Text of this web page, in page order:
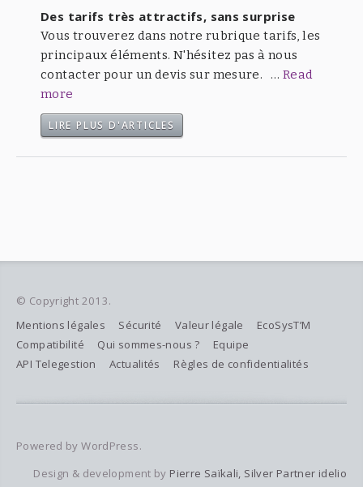
Des tarifs très attractifs, sans surprise
Vous trouverez dans notre rubrique tarifs, les
principaux éléments. N'hésitez pas à nous
contacter pour un devis sur mesure. … Read
more
LIRE PLUS D'ARTICLES
© Copyright 2013.
Mentions légales
Sécurité Valeur légale
EcoSysT’M
Compatibilité
Qui sommes-nous ?
Equipe
API Telegestion
Actualités Règles de confidentialités
Powered by WordPress.
Design & development by Pierre Saïkali, Silver Partner idelio